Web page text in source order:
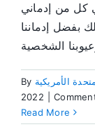
كل من إدماني
بفضل إدماننا
By الأمريكية
2022
Read More